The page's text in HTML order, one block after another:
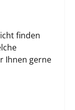
finden
Ihnen gerne